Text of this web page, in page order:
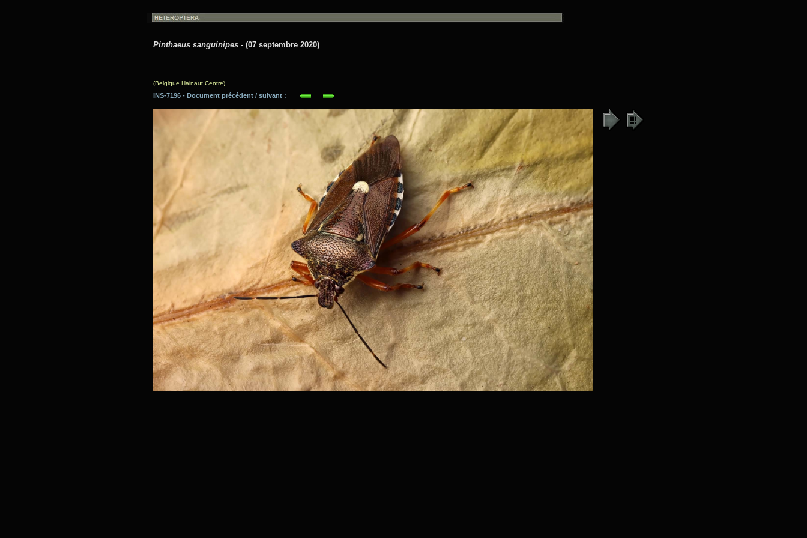
Pinthaeus sanguinipes - (07 septembre 2020)
(Belgique Hainaut Centre)
INS-7196 - Document précédent / suivant :